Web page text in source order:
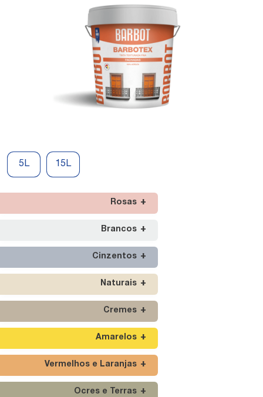
5L 15L
Rosas
Brancos
Cinzentos
Naturais
Cremes
Amarelos
Vermelhos e Laranjas
Ocres e Terras